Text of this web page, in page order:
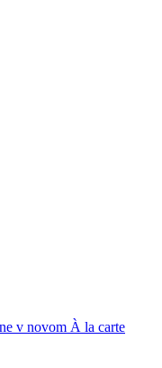
v novom À la carte